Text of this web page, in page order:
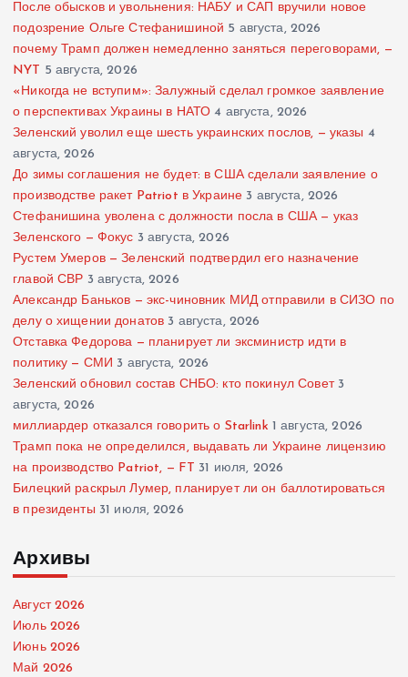
После обысков и увольнения: НАБУ и САП вручили новое
подозрение Ольге Стефанишиной 5 августа, 2026
почему Трамп должен немедленно заняться переговорами, —
NYT 5 августа, 2026
«Никогда не вступим»: Залужный сделал громкое заявление
о перспективах Украины в НАТО 4 августа, 2026
Зеленский уволил еще шесть украинских послов, — указы 4
августа, 2026
До зимы соглашения не будет: в США сделали заявление о
производстве ракет Patriot в Украине 3 августа, 2026
Стефанишина уволена с должности посла в США — указ
Зеленского — Фокус 3 августа, 2026
Рустем Умеров — Зеленский подтвердил его назначение
главой СВР 3 августа, 2026
Александр Баньков — экс-чиновник МИД отправили в СИЗО по
делу о хищении донатов 3 августа, 2026
Отставка Федорова — планирует ли эксминистр идти в
политику — СМИ 3 августа, 2026
Зеленский обновил состав СНБО: кто покинул Совет 3
августа, 2026
миллиардер отказался говорить о Starlink 1 августа, 2026
Трамп пока не определился, выдавать ли Украине лицензию
на производство Patriot, — FT 31 июля, 2026
Билецкий раскрыл Лумер, планирует ли он баллотироваться
в президенты 31 июля, 2026
Архивы
Август 2026
Июль 2026
Июнь 2026
Май 2026